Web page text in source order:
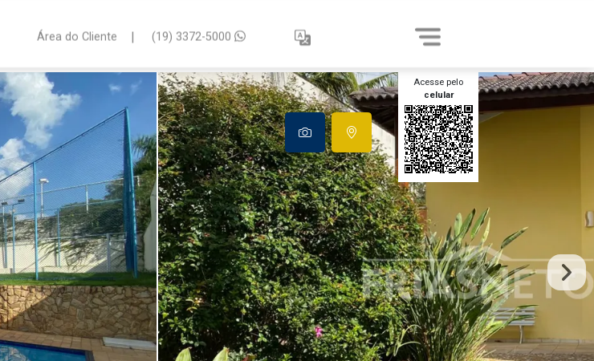
Área do Cliente | (19) 3372-5000
Acesse pelo
celular